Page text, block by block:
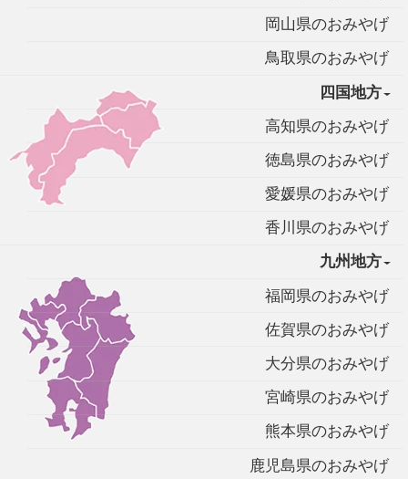
岡山県のおみやげ
鳥取県のおみやげ
四国地方
高知県のおみやげ
徳島県のおみやげ
愛媛県のおみやげ
香川県のおみやげ
九州地方
福岡県のおみやげ
佐賀県のおみやげ
大分県のおみやげ
宮崎県のおみやげ
熊本県のおみやげ
鹿児島県のおみやげ